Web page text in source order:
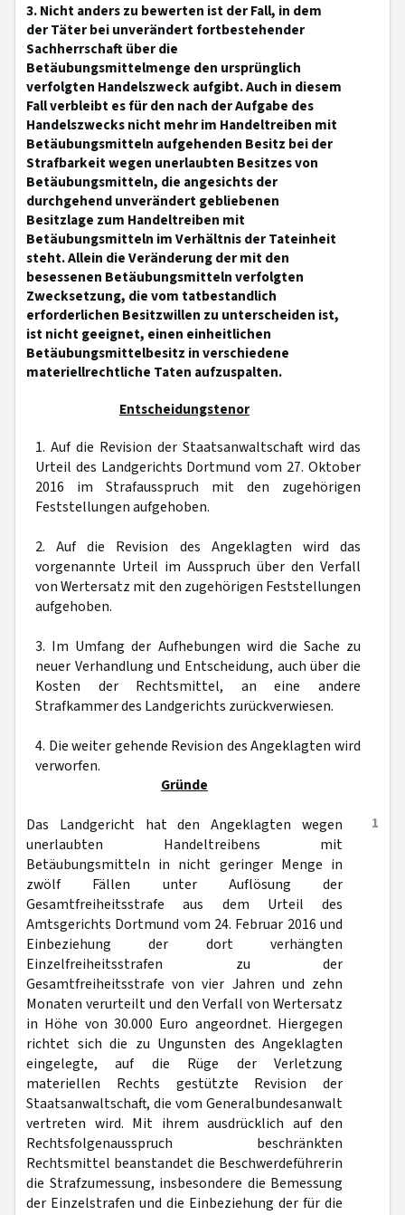
3. Nicht anders zu bewerten ist der Fall, in dem
der Täter bei unverändert fortbestehender
Sachherrschaft über die
Betäubungsmittelmenge den ursprünglich
verfolgten Handelszweck aufgibt. Auch in diesem
Fall verbleibt es für den nach der Aufgabe des
Handelszwecks nicht mehr im Handeltreiben mit
Betäubungsmitteln aufgehenden Besitz bei der
Strafbarkeit wegen unerlaubten Besitzes von
Betäubungsmitteln, die angesichts der
durchgehend unverändert gebliebenen
Besitzlage zum Handeltreiben mit
Betäubungsmitteln im Verhältnis der Tateinheit
steht. Allein die Veränderung der mit den
besessenen Betäubungsmitteln verfolgten
Zwecksetzung, die vom tatbestandlich
erforderlichen Besitzwillen zu unterscheiden ist,
ist nicht geeignet, einen einheitlichen
Betäubungsmittelbesitz in verschiedene
materiellrechtliche Taten aufzuspalten.
Entscheidungstenor
1. Auf die Revision der Staatsanwaltschaft wird das
Urteil des Landgerichts Dortmund vom 27. Oktober
2016 im Strafausspruch mit den zugehörigen
Feststellungen aufgehoben.
2. Auf die Revision des Angeklagten wird das
vorgenannte Urteil im Ausspruch über den Verfall
von Wertersatz mit den zugehörigen Feststellungen
aufgehoben.
3. Im Umfang der Aufhebungen wird die Sache zu
neuer Verhandlung und Entscheidung, auch über die
Kosten der Rechtsmittel, an eine andere
Strafkammer des Landgerichts zurückverwiesen.
4. Die weiter gehende Revision des Angeklagten wird
verworfen.
Gründe
1
Das Landgericht hat den Angeklagten wegen
unerlaubten Handeltreibens mit
Betäubungsmitteln in nicht geringer Menge in
zwölf Fällen unter Auflösung der
Gesamtfreiheitsstrafe aus dem Urteil des
Amtsgerichts Dortmund vom 24. Februar 2016 und
Einbeziehung der dort verhängten
Einzelfreiheitsstrafen zu der
Gesamtfreiheitsstrafe von vier Jahren und zehn
Monaten verurteilt und den Verfall von Wertersatz
in Höhe von 30.000 Euro angeordnet. Hiergegen
richtet sich die zu Ungunsten des Angeklagten
eingelegte, auf die Rüge der Verletzung
materiellen Rechts gestützte Revision der
Staatsanwaltschaft, die vom Generalbundesanwalt
vertreten wird. Mit ihrem ausdrücklich auf den
Rechtsfolgenausspruch beschränkten
Rechtsmittel beanstandet die Beschwerdeführerin
die Strafzumessung, insbesondere die Bemessung
der Einzelstrafen und die Einbeziehung der für die